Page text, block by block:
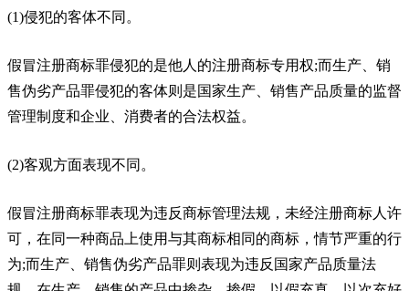
(1)侵犯的客体不同。
假冒注册商标罪侵犯的是他人的注册商标专用权;而生产、销
售伪劣产品罪侵犯的客体则是国家生产、销售产品质量的监督
管理制度和企业、消费者的合法权益。
(2)客观方面表现不同。
假冒注册商标罪表现为违反商标管理法规，未经注册商标人许
可，在同一种商品上使用与其商标相同的商标，情节严重的行
为;而生产、销售伪劣产品罪则表现为违反国家产品质量法